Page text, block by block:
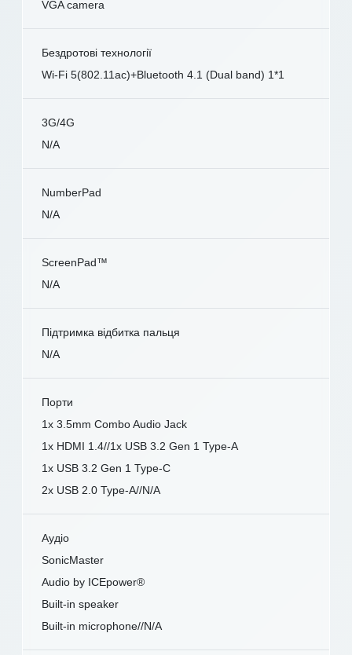
VGA camera
Бездротові технології
Wi-Fi 5(802.11ac)+Bluetooth 4.1 (Dual band) 1*1
3G/4G
N/A
NumberPad
N/A
ScreenPad™
N/A
Підтримка відбитка пальця
N/A
Порти
1x 3.5mm Combo Audio Jack
1x HDMI 1.4//1x USB 3.2 Gen 1 Type-A
1x USB 3.2 Gen 1 Type-C
2x USB 2.0 Type-A//N/A
Аудіо
SonicMaster
Audio by ICEpower®
Built-in speaker
Built-in microphone//N/A